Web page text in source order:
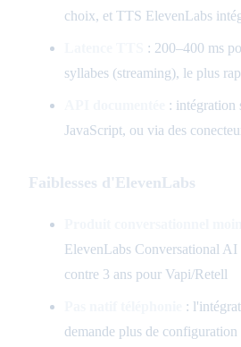
choix, et TTS ElevenLabs
: 200–400 ms
syllabes (streaming), le plus
: intégration
JavaScript, ou via des
Faiblesses d'ElevenLabs
ElevenLabs Conversational AI
contre 3 ans pour Vapi/Retell
:
demande plus de